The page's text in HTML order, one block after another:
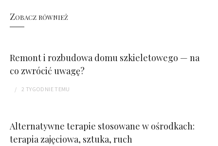
Zobacz również
Remont i rozbudowa domu szkieletowego — na
co zwrócić uwagę?
2 TYGODNIETEMU
Alternatywne terapie stosowane w ośrodkach:
terapia zajęciowa, sztuka, ruch